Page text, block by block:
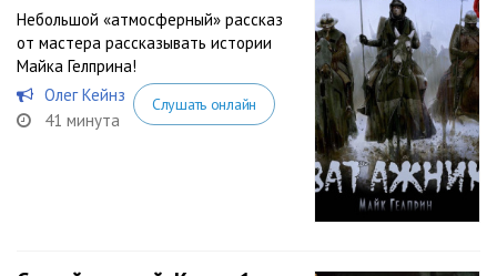
Небольшой «атмосферный» рассказ
от мастера рассказывать истории
Майка Гелприна!
Олег Кейнз
41 минута
Слушать онлайн